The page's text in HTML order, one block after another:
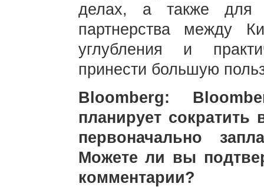
делах, а также для
партнерства между
углубления и
принести большую
Bloomberg:
планирует
первоначально
Можете ли вы
комментарии?